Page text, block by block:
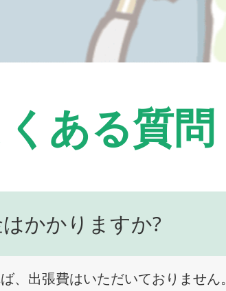
ある質問
かかりますか?
、出張費はいただいておりません。